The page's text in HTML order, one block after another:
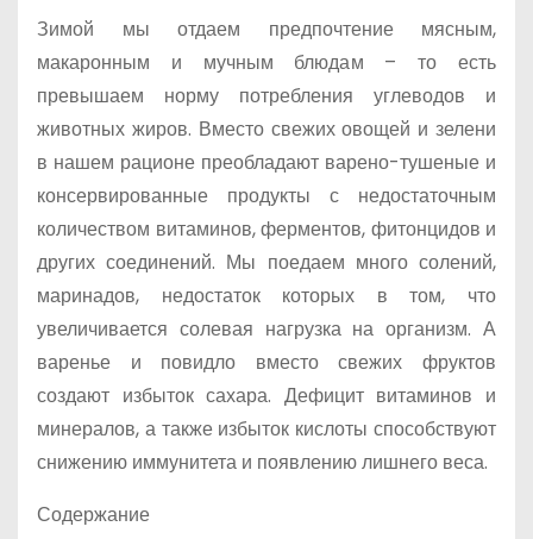
Зимой мы отдаем предпочтение мясным,
макаронным и мучным блюдам – то есть
превышаем норму потребления углеводов и
животных жиров. Вместо свежих овощей и зелени
в нашем рационе преобладают варено-тушеные и
консервированные продукты с недостаточным
количеством витаминов, ферментов, фитонцидов и
других соединений. Мы поедаем много солений,
маринадов, недостаток которых в том, что
увеличивается солевая нагрузка на организм. А
варенье и повидло вместо свежих фруктов
создают избыток сахара. Дефицит витаминов и
минералов, а также избыток кислоты способствуют
снижению иммунитета и появлению лишнего веса.
Содержание